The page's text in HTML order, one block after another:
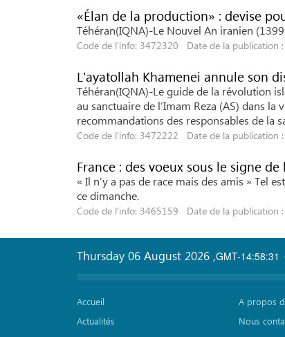
«Élan de la production» : devise
Téhéran(IQNA)-Le Nouvel An iranien
Code de l'info: 3472320 Date de la publication
L'ayatollah Khamenei annule son
Téhéran(IQNA)-Le guide de la révolution
au sanctuaire de l’Imam Reza (AS) dans
recommandations des responsables de la
Code de l'info: 3472222 Date de la publication
France : des voeux sous le signe
« Il n’y a pas de race mais des amis » Tel
ce dimanche.
Code de l'info: 3465159 Date de la publication
GMT-14:58:31
Thursday 06 August 2026 ,
Accueil
Actualités
A propos
Nous